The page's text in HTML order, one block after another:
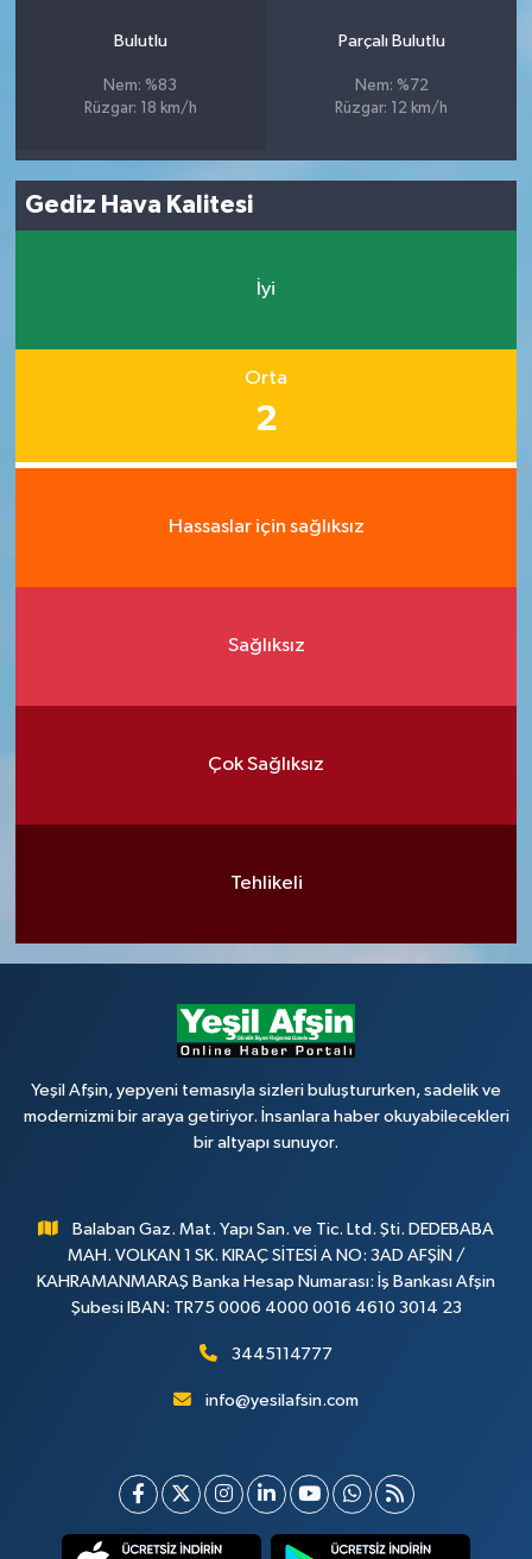
Bulutlu
Nem: %83
Rüzgar: 18 km/h
Parçalı Bulutlu
Nem: %72
Rüzgar: 12 km/h
Gediz Hava Kalitesi
İyi
Orta
2
Hassaslar için sağlıksız
Sağlıksız
Çok Sağlıksız
Tehlikeli
Yeşil Afşin, yepyeni temasıyla sizleri buluştururken, sadelik ve
modernizmi bir araya getiriyor. İnsanlara haber okuyabilecekleri
bir altyapı sunuyor.
Balaban Gaz. Mat. Yapı San. ve Tic. Ltd. Şti. DEDEBABA
MAH. VOLKAN 1 SK. KIRAÇ SİTESİ A NO: 3AD AFŞİN /
KAHRAMANMARAŞ Banka Hesap Numarası: İş Bankası Afşin
Şubesi IBAN: TR75 0006 4000 0016 4610 3014 23
3445114777
info@yesilafsin.com